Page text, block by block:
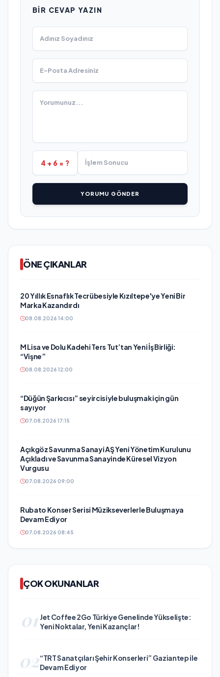
BIR CEVAP YAZIN
4 + 6 = ?
YORUMU GÖNDER
ÖNE ÇIKANLAR
20 Yıllık Esnaflık Tecrübesiyle Kızıltepe'ye Yeni Bir
Marka Kazandırdı
08.08.2026 14:00
M Lisa ve Dolu Kadehi Ters Tut’tan Yeni İş Birliği:
“Vişne”
08.08.2026 12:00
“Düğün Şarkıcısı” seyircisiyle buluşmak için gün
sayıyor
07.08.2026 17:15
Açıkgöz Savunma Sanayi AŞ Yeni Yönetim Kurulunu
Açıkladı ve Savunma Sanayinde Küresel Vizyon
Vurgusu
07.08.2026 09:00
Rubato Konser Serisi Müzikseverlerle Buluşmaya
Devam Ediyor
07.08.2026 08:45
ÇOK OKUNANLAR
01 Jet Coffee 2Go Türkiye Genelinde Yükselişte:
Yeni Noktalar, Yeni Kazançlar!
02“TRT Sanatçıları Şehir Konserleri” Gaziantep ile
Devam Ediyor